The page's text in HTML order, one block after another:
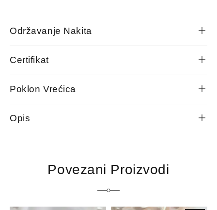
Održavanje Nakita
Certifikat
Poklon Vrećica
Opis
Povezani Proizvodi